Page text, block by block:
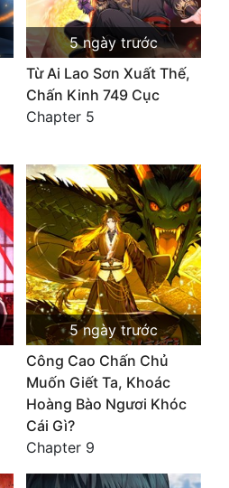
5 ngày trước
Từ Ai Lao Sơn Xuất Thế,
Chấn Kinh 749 Cục
Chapter 5
5 ngày trước
Công Cao Chấn Chủ
Muốn Giết Ta, Khoác
Hoàng Bào Ngươi Khóc
Cái Gì?
Chapter 9